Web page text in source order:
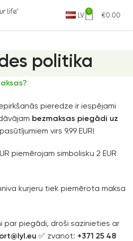
LV
0
€0.00
politika
pieredze ir iespējami
bezmaksas piegādi uz
pasūtījumiem virs 9.99 EUR!
piemērojam simbolisku 2 EUR
kurjeru tiek piemērota maksa
par piegādi, droši sazinieties ar
✅ zvanot: +371 25 48
EUR